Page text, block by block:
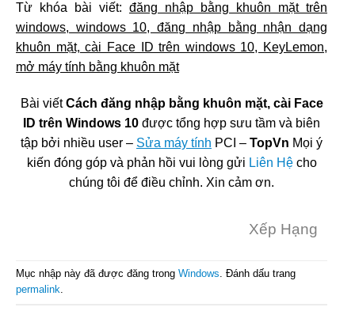
Từ khóa bài viết: đăng nhập bằng khuôn mặt trên
windows, windows 10, đăng nhập bằng nhận dạng
khuôn mặt, cài Face ID trên windows 10, KeyLemon,
mở máy tính bằng khuôn mặt
Bài viếtCách đăng nhập bằng khuôn mặt, cài Face
ID trên Windows 10 được tổng hợp sưu tầm và biên
tập bởi nhiều user – Sửa máy tính PCI – TopVn Mọi ý
kiến đóng góp và phản hồi vui lòng gửi Liên Hệcho
chúng tôi để điều chỉnh. Xin cảm ơn.
Xếp Hạng
Mục nhập này đã được đăng trong Windows. Đánh dấu trang
permalink.